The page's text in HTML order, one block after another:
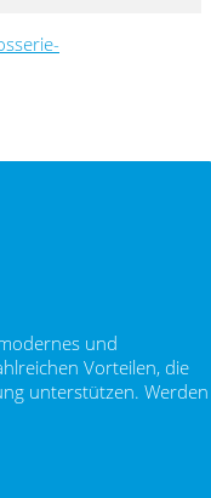
und
Vorteilen, die
unterstützen. Werden